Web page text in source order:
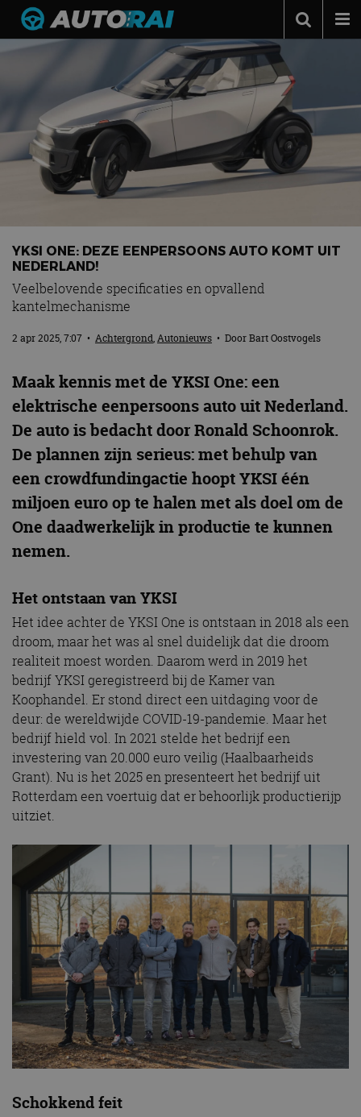
Podcast
Autotests
Automerken
Adverteren
YKSI ONE: DEZE EENPERSOONS AUTO KOMT UIT
NEDERLAND!
Veelbelovende specificaties en opvallend
kantelmechanisme
2 apr 2025, 7:07 • Achtergrond,Autonieuws • DoorBart Oostvogels
Maak kennis met de YKSI One: een
elektrische eenpersoons auto uit Nederland.
De auto is bedacht door Ronald Schoonrok.
De plannen zijn serieus: met behulp van
een crowdfundingactie hoopt YKSI één
miljoen euro op te halen met als doel om de
One daadwerkelijk in productie te kunnen
nemen.
Het ontstaan van YKSI
Het idee achter de YKSI One is ontstaan in 2018 als een
droom, maar het was al snel duidelijk dat die droom
realiteit moest worden. Daarom werd in 2019 het
bedrijf YKSI geregistreerd bij de Kamer van
Koophandel. Er stond direct een uitdaging voor de
deur: de wereldwijde COVID-19-pandemie. Maar het
bedrijf hield vol. In 2021 stelde het bedrijf een
investering van 20.000 euro veilig (Haalbaarheids
Grant). Nu is het 2025 en presenteert het bedrijf uit
Rotterdam een voertuig dat er behoorlijk productierijp
uitziet.
Schokkend feit